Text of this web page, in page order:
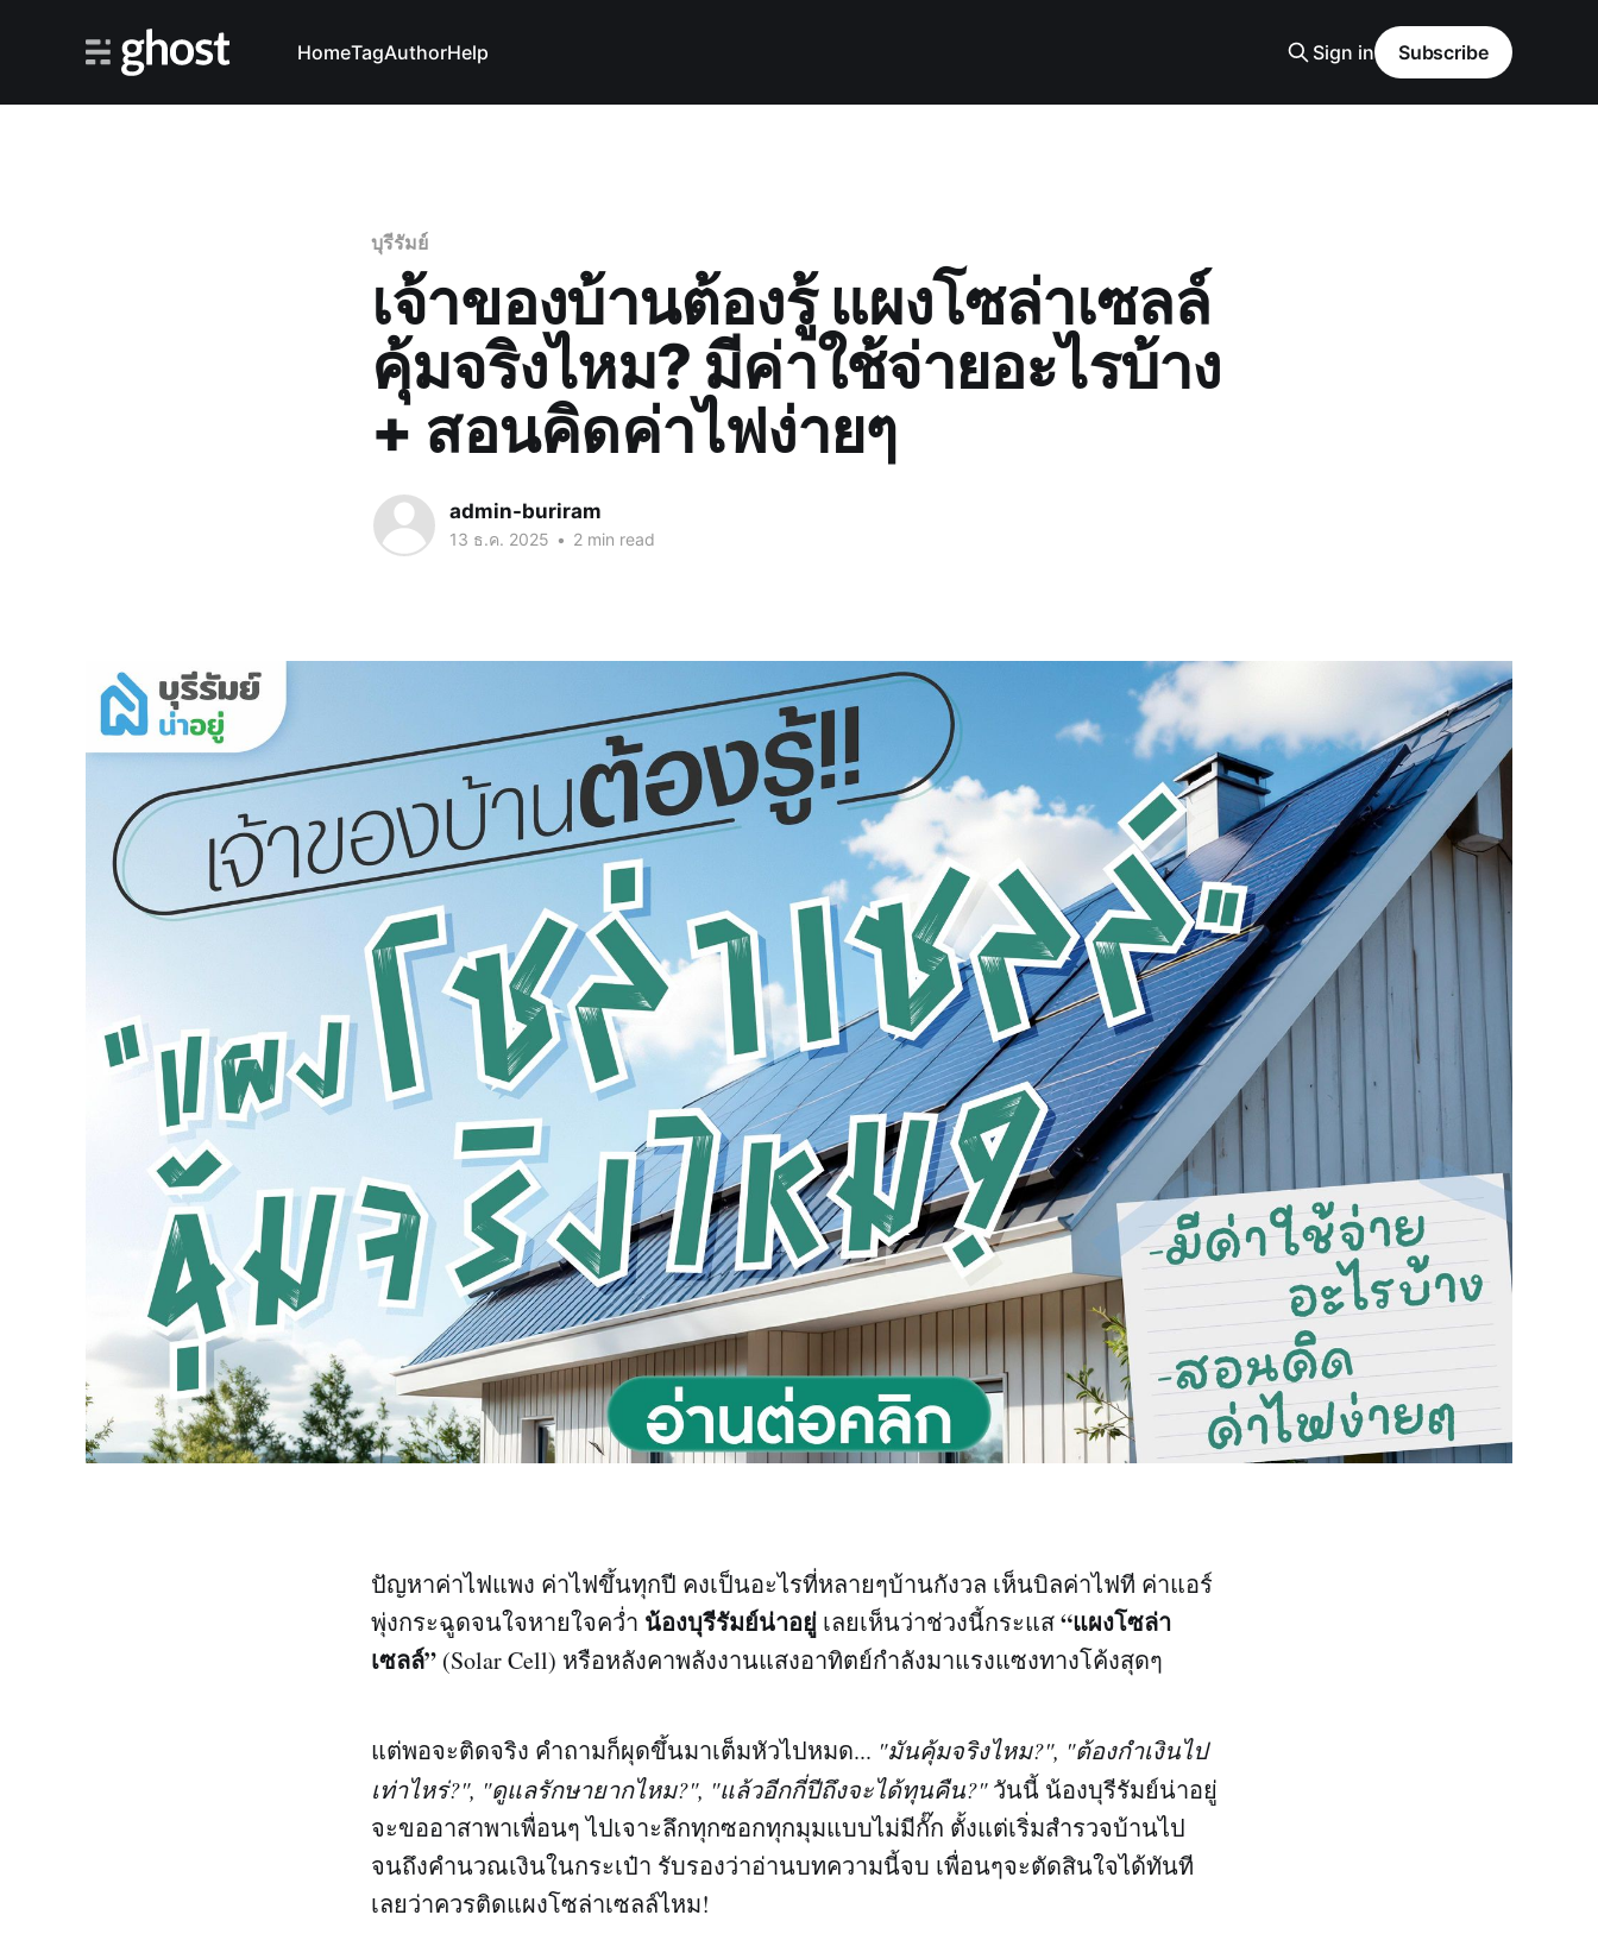
HomeTagAuthorHelp Sign in Subscribe
บุรีรัมย์
เจ้าของบ้านต้องรู้ แผงโซล่าเซลล์
คุ้มจริงไหม? มีค่าใช้จ่ายอะไรบ้าง
+ สอนคิดค่าไฟง่ายๆ
admin-buriram
13 ธ.ค. 2025 • 2 min read
ปัญหาค่าไฟแพง ค่าไฟขึ้นทุกปี คงเป็นอะไรที่หลายๆบ้านกังวล เห็นบิลค่าไฟที ค่าแอร์
พุ่งกระฉูดจนใจหายใจคว่ำ น้องบุรีรัมย์น่าอยู่ เลยเห็นว่าช่วงนี้กระแส“แผงโซล่า
เซลล์” (Solar Cell) หรือหลังคาพลังงานแสงอาทิตย์กำลังมาแรงแซงทางโค้งสุดๆ
แต่พอจะติดจริง คำถามก็ผุดขึ้นมาเต็มหัวไปหมด... "มันคุ้มจริงไหม?", "ต้องกำเงินไป
เท่าไหร่?", "ดูแลรักษายากไหม?", "แล้วอีกกี่ปีถึงจะได้ทุนคืน?"วันนี้ น้องบุรีรัมย์น่าอยู่
จะขออาสาพาเพื่อนๆ ไปเจาะลึกทุกซอกทุกมุมแบบไม่มีกั๊ก ตั้งแต่เริ่มสำรวจบ้านไป
จนถึงคำนวณเงินในกระเป๋า รับรองว่าอ่านบทความนี้จบ เพื่อนๆจะตัดสินใจได้ทันที
เลยว่าควรติดแผงโซล่าเซลล์ไหม!